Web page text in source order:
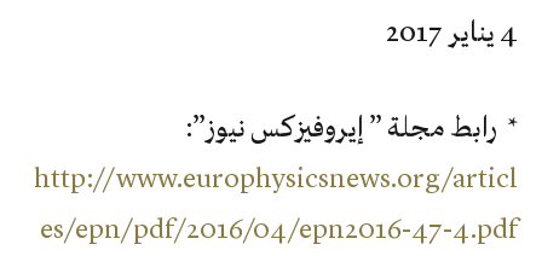
4 يناير 2017
* رابط مجلة ” إيروفيزكس نيوز”:
http://www.europhysicsnews.org/articl
es/epn/pdf/2016/04/epn2016-47-4.pdf